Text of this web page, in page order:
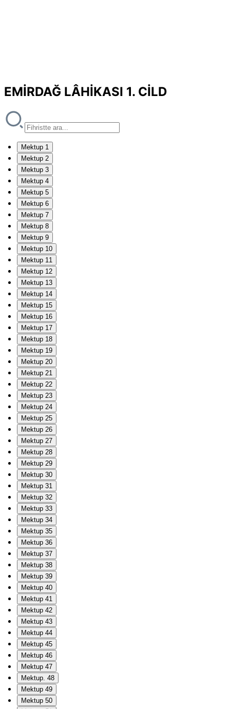
EMİRDAĞ LÂHİKASI 1. CİLD
Mektup 1
Mektup 2
Mektup 3
Mektup 4
Mektup 5
Mektup 6
Mektup 7
Mektup 8
Mektup 9
Mektup 10
Mektup 11
Mektup 12
Mektup 13
Mektup 14
Mektup 15
Mektup 16
Mektup 17
Mektup 18
Mektup 19
Mektup 20
Mektup 21
Mektup 22
Mektup 23
Mektup 24
Mektup 25
Mektup 26
Mektup 27
Mektup 28
Mektup 29
Mektup 30
Mektup 31
Mektup 32
Mektup 33
Mektup 34
Mektup 35
Mektup 36
Mektup 37
Mektup 38
Mektup 39
Mektup 40
Mektup 41
Mektup 42
Mektup 43
Mektup 44
Mektup 45
Mektup 46
Mektup 47
Mektup. 48
Mektup 49
Mektup 50